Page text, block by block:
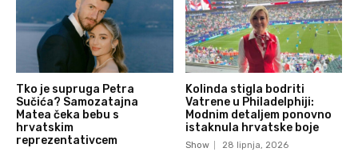
Tko je supruga Petra
Sučića? Samozatajna
Matea čeka bebu s
hrvatskim
reprezentativcem
Kolinda stigla bodriti
Vatrene u Philadelphiji:
Modnim detaljem ponovno
istaknula hrvatske boje
Show 28 lipnja, 2026